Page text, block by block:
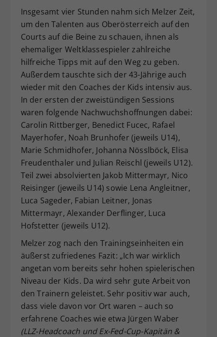
Insgesamt vier Stunden nahm sich Melzer Zeit,
um den Talenten aus Oberösterreich auf den
Courts auf die Beine zu schauen, ihnen als
ehemaliger Weltklassespieler zahlreiche
hilfreiche Tipps mit auf den Weg zu geben.
Außerdem tauschte sich der 43-Jährige auch
wieder mit den Coaches der Kids intensiv aus.
In der ersten der zweistündigen Sessions
waren folgende Nachwuchshoffnungen dabei:
Carolin Rittberger, Benedict Fucec, Rafael
Mayerhofer, Noah Brunhofer (jeweils U14),
Marie Schmidhofer, Johanna Nösslböck, Elisa
Freudenthaler und Julian Reischl (jeweils U12).
Teil zwei absolvierten Jakob Mittermayr, Nico
Reisinger (jeweils U14) sowie Lena Angleitner,
Luca Sageder, Fabian Leitner, Jonas
Mittermayr, Alexander Derflinger, Luca
Hofstetter (jeweils U12).
Melzer zog nach den Trainingseinheiten ein
äußerst zufriedenes Fazit: „Ich war wirklich
angetan vom bereits sehr hohen spielerischen
Niveau der Kids. Da wird sehr gute Arbeit von
den Trainern geleistet. Sehr positiv war auch,
dass viele davon vor Ort waren – auch so
erfahrene Coaches wie etwa Jürgen Waber
(LLZ-Headcoach und Ex-Fed-Cup-Kapitän &